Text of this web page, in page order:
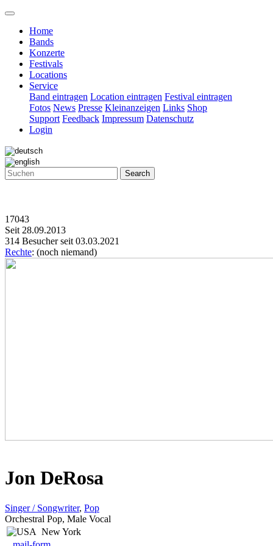
Home
Bands
Konzerte
Festivals
Locations
Service
Band eintragen Location eintragen Festival eintragen
Fotos News Presse Kleinanzeigen Links Shop
Support Feedback Impressum Datenschutz
Login
Search
17043
Seit 28.09.2013
314 Besucher seit 03.03.2021
Rechte: (noch niemand)
Jon DeRosa
Singer / Songwriter, Pop
Orchestral Pop, Male Vocal
New York